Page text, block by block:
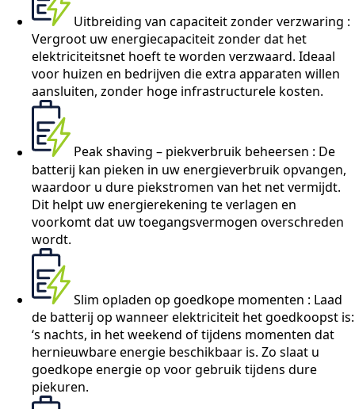
Uitbreiding van capaciteit zonder verzwaring :
Vergroot uw energiecapaciteit zonder dat het
elektriciteitsnet hoeft te worden verzwaard. Ideaal
voor huizen en bedrijven die extra apparaten willen
aansluiten, zonder hoge infrastructurele kosten.
Peak shaving – piekverbruik beheersen : De
batterij kan pieken in uw energieverbruik opvangen,
waardoor u dure piekstromen van het net vermijdt.
Dit helpt uw energierekening te verlagen en
voorkomt dat uw toegangsvermogen overschreden
wordt.
Slim opladen op goedkope momenten : Laad
de batterij op wanneer elektriciteit het goedkoopst is:
‘s nachts, in het weekend of tijdens momenten dat
hernieuwbare energie beschikbaar is. Zo slaat u
goedkope energie op voor gebruik tijdens dure
piekuren.